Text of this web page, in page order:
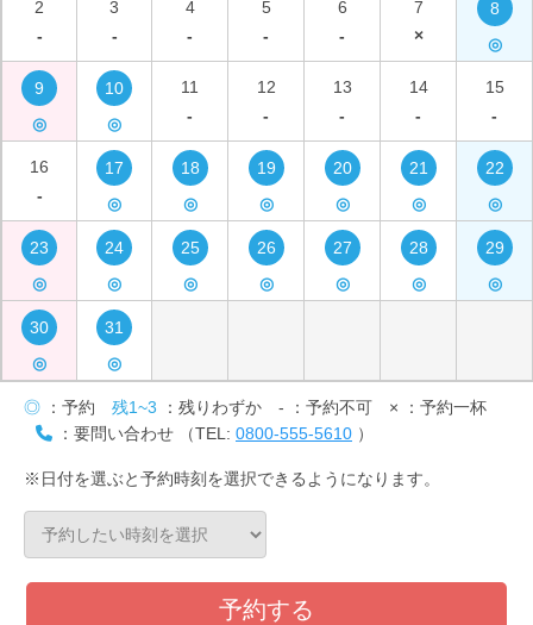
2
-
3
-
4
-
5
-
6
-
7
×
8
◎
9
◎
10
◎
11
-
12
-
13
-
14
-
15
-
16
-
17
◎
18
◎
19
◎
20
◎
21
◎
22
◎
23
◎
24
◎
25
◎
26
◎
27
◎
28
◎
29
◎
30
◎
31
◎
◎ ：予約 残1~3 ：残りわずか - ：予約不可 × ：予約一杯
：要問い合わせ （TEL: 0800-555-5610 ）
※日付を選ぶと予約時刻を選択できるようになります。
予約する